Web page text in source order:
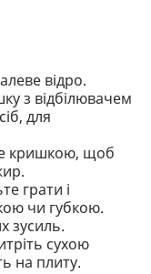
відро.
з відбілювачем
для
кришкою, щоб
грати і
чи губкою.
зусиль.
сухою
на плиту.